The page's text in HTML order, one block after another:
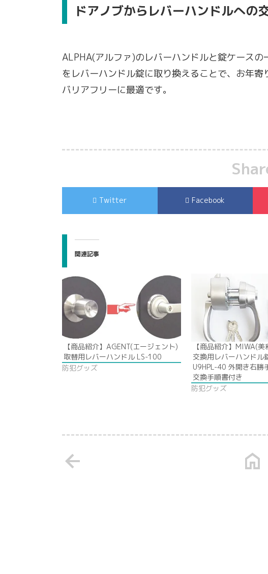
ドアノブからレバーハンドルへの
ALPHA(アルファ)のレバーハンドルと錠ケース
をレバーハンドル錠に取り換えることで、お年寄
バリアフリーに最適です。
Twitter Facebook
関連記事
【商品紹介】AGENT(エージェント)
取替用レバーハンドル LS-100
防犯グッズ
【商品紹介】MIWA(美
交換用レバーハンドル
U9HPL-40 外開き右勝
交換手順書付き
防犯グッズ
arrow_back home